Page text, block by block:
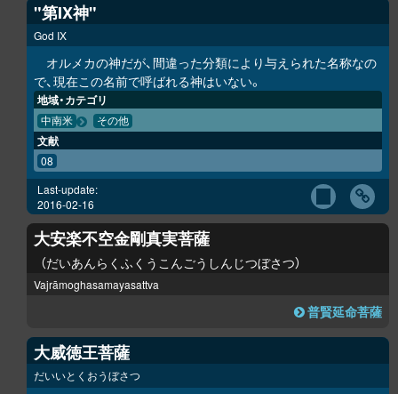
"第IX神"
God IX
オルメカの神だが、間違った分類により与えられた名称なの
で、現在この名前で呼ばれる神はいない。
地域・カテゴリ
中南米 その他
文献
08
Last-update:
2016-02-16
大安楽不空金剛真実菩薩
だいあんらくふくうこんごうしんじつぼさつ
Vajrāmoghasamayasattva
普賢延命菩薩
大威徳王菩薩
だいいとくおうぼさつ